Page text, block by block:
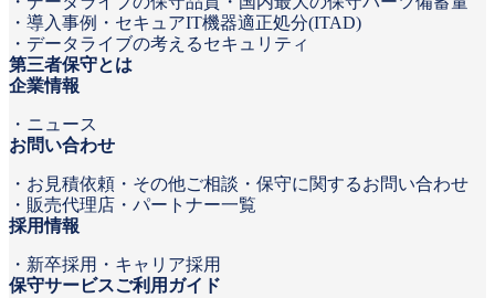
導入事例
セキュアIT機器適正処分(ITAD)
データライブの考えるセキュリティ
第三者保守とは
企業情報
ニュース
お問い合わせ
お見積依頼
その他ご相談・保守に関するお問い合わせ
販売代理店・パートナー一覧
採用情報
新卒採用
キャリア採用
保守サービスご利用ガイド